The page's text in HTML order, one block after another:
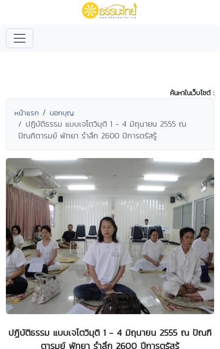
ค้นหาในเว็บไซต์ :
หน้าแรก บอกบุญ
ปฏิบัติธรรม แบบเจโตวิมุติ 1 - 4 มิถุนายน 2555 ณ
ปัณฑิตารมย์ พัทยา รำลึก 2600 ปีการตรัสรู้
ปฏิบัติธรรม แบบเจโตวิมุติ 1 - 4 มิถุนายน 2555 ณ ปัณฑิ
ตารมย์ พัทยา รำลึก 2600 ปีการตรัสรู้